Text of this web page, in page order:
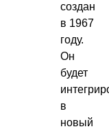
создан
в 1967
году.
Он
будет
в
новый